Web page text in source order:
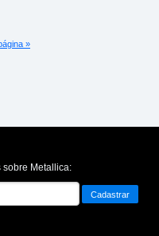
»
sobre Metallica: